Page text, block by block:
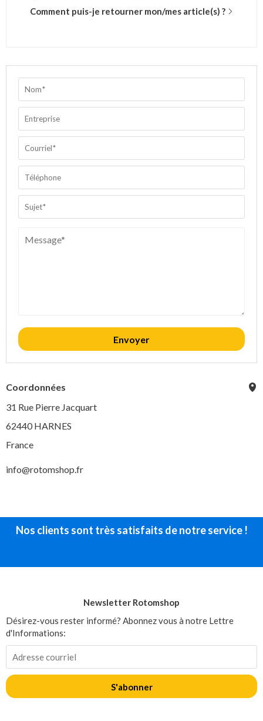
Comment puis-je retourner mon/mes article(s) ?
Envoyer
Coordonnées
31 Rue Pierre Jacquart
62440 HARNES
France
info@rotomshop.fr
Nos clients sont très satisfaits de notre service !
Newsletter Rotomshop
Désirez-vous rester informé? Abonnez vous à notre Lettre
d'Informations:
S'abonner